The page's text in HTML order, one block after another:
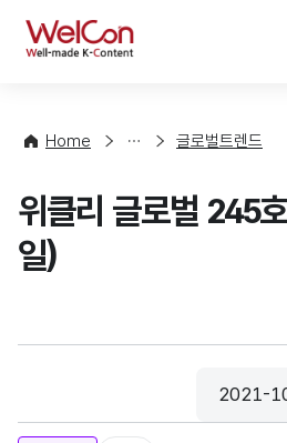
WelCon
Home
향
계
글로벌트렌드
위클리 글로벌 245
일)
등록일
2021-